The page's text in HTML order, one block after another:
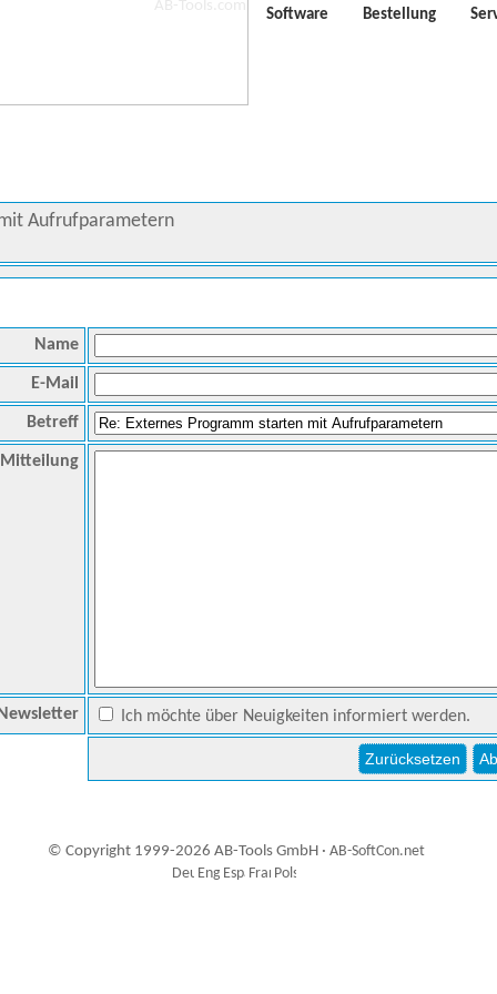
Software Bestellung
Aufrufparametern
Name
E-Mail
Betreff
Mitteilung
Ich möchte über Neuigkeiten informiert werden.
© Copyright 1999-2026 AB-Tools GmbH · AB-SoftCon.net